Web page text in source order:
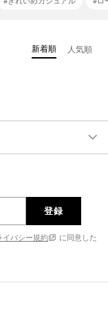
新着順 人気順
登録
イバシー規約
に同意した